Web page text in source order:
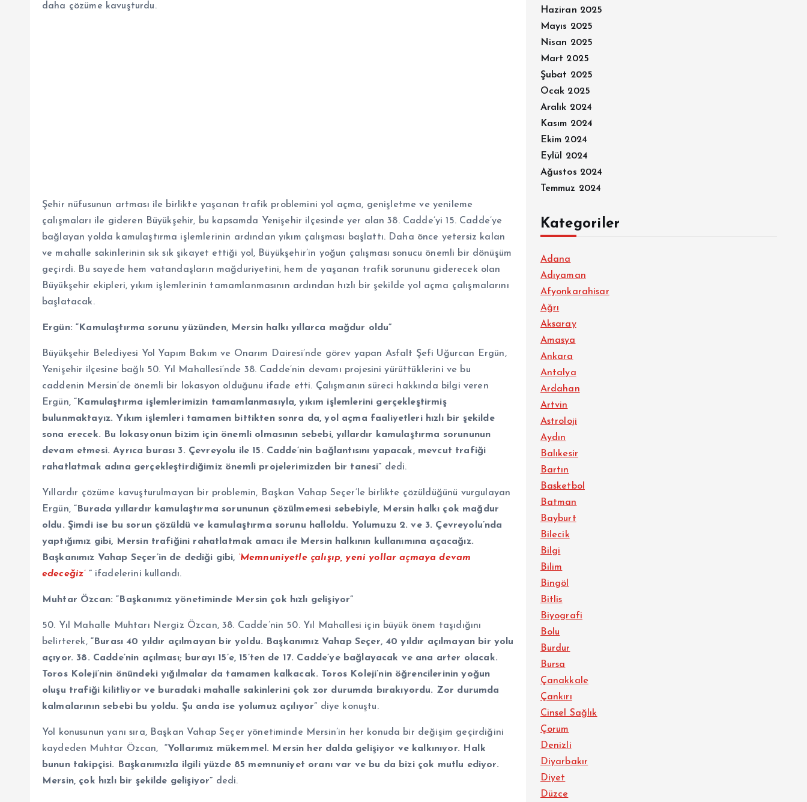
daha çözüme kavuşturdu.
Şehir nüfusunun artması ile birlikte yaşanan trafik problemini yol açma, genişletme ve yenileme
çalışmaları ile gideren Büyükşehir, bu kapsamda Yenişehir ilçesinde yer alan 38. Cadde’yi 15. Cadde’ye
bağlayan yolda kamulaştırma işlemlerinin ardından yıkım çalışması başlattı. Daha önce yetersiz kalan
ve mahalle sakinlerinin sık sık şikayet ettiği yol, Büyükşehir’in yoğun çalışması sonucu önemli bir dönüşüm
geçirdi. Bu sayede hem vatandaşların mağduriyetini, hem de yaşanan trafik sorununu giderecek olan
Büyükşehir ekipleri, yıkım işlemlerinin tamamlanmasının ardından hızlı bir şekilde yol açma çalışmalarını
başlatacak.
Ergün: “Kamulaştırma sorunu yüzünden, Mersin halkı yıllarca mağdur oldu”
Büyükşehir Belediyesi Yol Yapım Bakım ve Onarım Dairesi’nde görev yapan Asfalt Şefi Uğurcan Ergün,
Yenişehir ilçesine bağlı 50. Yıl Mahallesi’nde 38. Cadde’nin devamı projesini yürüttüklerini ve bu
caddenin Mersin’de önemli bir lokasyon olduğunu ifade etti. Çalışmanın süreci hakkında bilgi veren
Ergün,“Kamulaştırma işlemlerimizin tamamlanmasıyla, yıkım işlemlerini gerçekleştirmiş
bulunmaktayız. Yıkım işlemleri tamamen bittikten sonra da, yol açma faaliyetleri hızlı bir şekilde
sona erecek. Bu lokasyonun bizim için önemli olmasının sebebi, yıllardır kamulaştırma sorununun
devam etmesi. Ayrıca burası 3. Çevreyolu ile 15. Cadde’nin bağlantısını yapacak, mevcut trafiği
rahatlatmak adına gerçekleştirdiğimiz önemli projelerimizden bir tanesi” dedi.
Yıllardır çözüme kavuşturulmayan bir problemin, Başkan Vahap Seçer’le birlikte çözüldüğünü vurgulayan
Ergün,“Burada yıllardır kamulaştırma sorununun çözülmemesi sebebiyle, Mersin halkı çok mağdur
oldu. Şimdi ise bu sorun çözüldü ve kamulaştırma sorunu halloldu. Yolumuzu 2. ve 3. Çevreyolu’nda
yaptığımız gibi, Mersin trafiğini rahatlatmak amacı ile Mersin halkının kullanımına açacağız.
Başkanımız Vahap Seçer’in de dediği gibi, ‘Memnuniyetle çalışıp, yeni yollar açmaya devam
edeceğiz’ ”ifadelerini kullandı.
Muhtar Özcan: “Başkanımız yönetiminde Mersin çok hızlı gelişiyor”
50. Yıl Mahalle Muhtarı Nergiz Özcan, 38. Cadde’nin 50. Yıl Mahallesi için büyük önem taşıdığını
belirterek, “Burası 40 yıldır açılmayan bir yoldu. Başkanımız Vahap Seçer, 40 yıldır açılmayan bir yolu
açıyor. 38. Cadde’nin açılması; burayı 15’e, 15’ten de 17. Cadde’ye bağlayacak ve ana arter olacak.
Toros Koleji’nin önündeki yığılmalar da tamamen kalkacak. Toros Koleji’nin öğrencilerinin yoğun
oluşu trafiği kilitliyor ve buradaki mahalle sakinlerini çok zor durumda bırakıyordu. Zor durumda
kalmalarının sebebi bu yoldu. Şu anda ise yolumuz açılıyor” diye konuştu.
Yol konusunun yanı sıra, Başkan Vahap Seçer yönetiminde Mersin’in her konuda bir değişim geçirdiğini
kaydeden Muhtar Özcan, “Yollarımız mükemmel. Mersin her dalda gelişiyor ve kalkınıyor. Halk
bunun takipçisi. Başkanımızla ilgili yüzde 85 memnuniyet oranı var ve bu da bizi çok mutlu ediyor.
Mersin, çok hızlı bir şekilde gelişiyor” dedi.
Haziran 2025
Mayıs 2025
Nisan 2025
Mart 2025
Şubat 2025
Ocak 2025
Aralık 2024
Kasım 2024
Ekim 2024
Eylül 2024
Ağustos 2024
Temmuz 2024
Kategoriler
Adana
Adıyaman
Afyonkarahisar
Ağrı
Aksaray
Amasya
Ankara
Antalya
Ardahan
Artvin
Astroloji
Aydın
Balıkesir
Bartın
Basketbol
Batman
Bayburt
Bilecik
Bilgi
Bilim
Bingöl
Bitlis
Biyografi
Bolu
Burdur
Bursa
Çanakkale
Çankırı
Cinsel Sağlık
Çorum
Denizli
Diyarbakır
Diyet
Düzce